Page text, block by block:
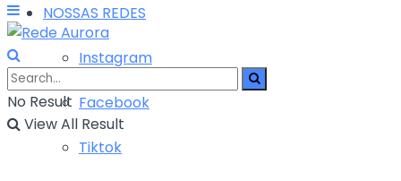
NOSSAS REDES
Instagram
Facebook
Tiktok
No Result
View All Result